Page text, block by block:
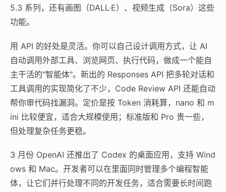
5.3 系列，还有画图（DALL·E）、视频生成（Sora）这些
功能。
用 API 的好处是灵活。你可以自己设计调用方式，让 AI
自动调用外部工具、浏览网页、执行代码，做成一个能自
主干活的"智能体"。新出的 Responses API 把多轮对话和
工具调用的实现简化了不少，Code Review API 还能自动
帮你审代码找漏洞。定价是按 Token 消耗算，nano 和 m
ini 比较便宜，适合大规模使用；标准版和 Pro 贵一些，
但处理复杂任务更稳。
3 月份 OpenAI 还推出了 Codex 的桌面应用，支持 Wind
ows 和 Mac。开发者可以在里面同时管理多个编程智能
体，让它们并行处理不同的开发任务，适合需要长时间跑